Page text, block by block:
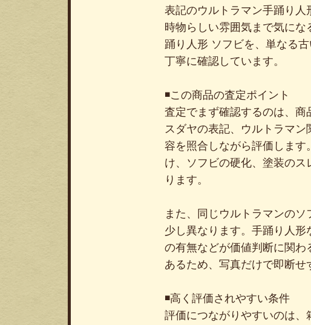
表記のウルトラマン手踊り
時物らしい雰囲気まで気に
踊り人形 ソフビを、単なる
丁寧に確認しています。
◾️この商品の査定ポイント
査定でまず確認するのは、
スダヤの表記、ウルトラマ
容を照合しながら評価しま
け、ソフビの硬化、塗装の
ります。
また、同じウルトラマンの
少し異なります。手踊り人
の有無などが価値判断に関
あるため、写真だけで即断せ
◾️高く評価されやすい条件
評価につながりやすいのは